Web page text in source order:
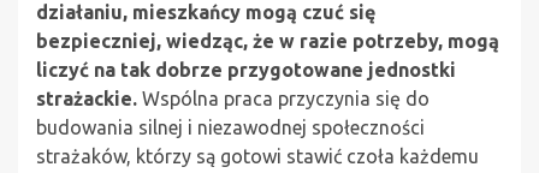
działaniu, mieszkańcy mogą czuć się
bezpieczniej, wiedząc, że w razie potrzeby, mogą
liczyć na tak dobrze przygotowane jednostki
strażackie. Wspólna praca przyczynia się do
budowania silnej i niezawodnej społeczności
strażaków, którzy są gotowi stawić czoła każdemu